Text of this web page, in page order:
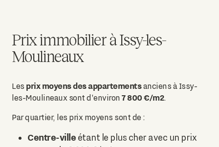
Prix immobilier à Issy-les-
Moulineaux
Les prix moyens des appartementsanciens à Issy-
les-Moulineaux sont d'environ 7 800 €/m2.
Par quartier, les prix moyens sont de :
Centre-ville étant le plus cher avec un prix